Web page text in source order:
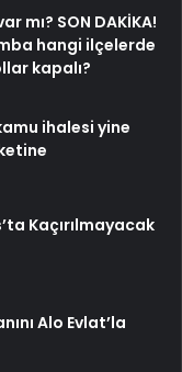
mı? SON DAKİKA!
hangi ilçelerde
kapalı?
ihalesi yine
Kaçırılmayacak
Alo Evlat’la